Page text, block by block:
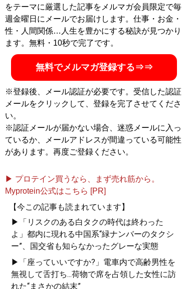
をテーマに厳選した記事をメルマガ会員限定で毎
週金曜日にメールでお届けします。仕事・お金・
性・人間関係…人生を豊かにする秘訣が見つかり
ます。無料・10秒で完了です。
無料でメルマガ登録する⇒⇒
※登録後、メール認証が必要です。受信した認証
メールをクリックして、登録を完了させてくださ
い。
※認証メールが届かない場合、迷惑メールに入っ
ているか、メールアドレスが間違っている可能性
があります。再度ご登録ください。
▶ プロテイン買うなら、まず売れ筋から。
Myprotein公式はこちら [PR]
【今この記事も読まれています】
▶「リスクのある白タクの時代は終わった
よ」都内に現れる中国系“緑ナンバーのタクシ
ー”、国交省も知らなかったグレーな実態
▶「座っていいですか?」電車内で高齢男性を
無視して舌打ち...荷物で席を占領した女性に訪
れた“まさかの結末”